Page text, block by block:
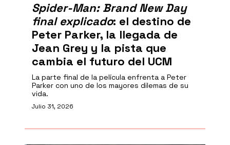
Spider-Man: Brand New Day
final explicado: el destino de
Peter Parker, la llegada de
Jean Grey y la pista que
cambia el futuro del UCM
La parte final de la película enfrenta a Peter
Parker con uno de los mayores dilemas de su
vida.
Julio 31, 2026